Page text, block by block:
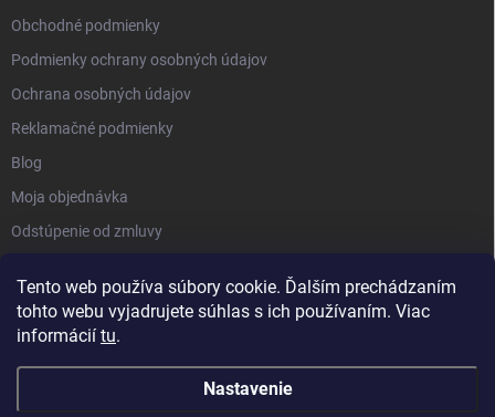
Tento web používa súbory cookie. Ďalším prechádzaním
tohto webu vyjadrujete súhlas s ich používaním. Viac
informácií tu.
Nastavenie
Obchodné podmienky
Podmienky ochrany osobných údajov
Ochrana osobných údajov
Reklamačné podmienky
Blog
Moja objednávka
Odstúpenie od zmluvy